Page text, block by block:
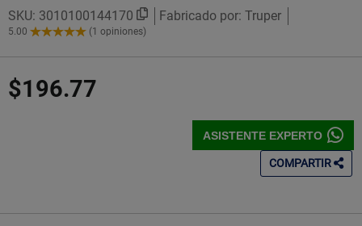
SKU: 3010100144170 Fabricado por: Truper
5.00
5.00
Estrellas!
(1 opiniones)
$196.77
ASISTENTE EXPERTO
COMPARTIR